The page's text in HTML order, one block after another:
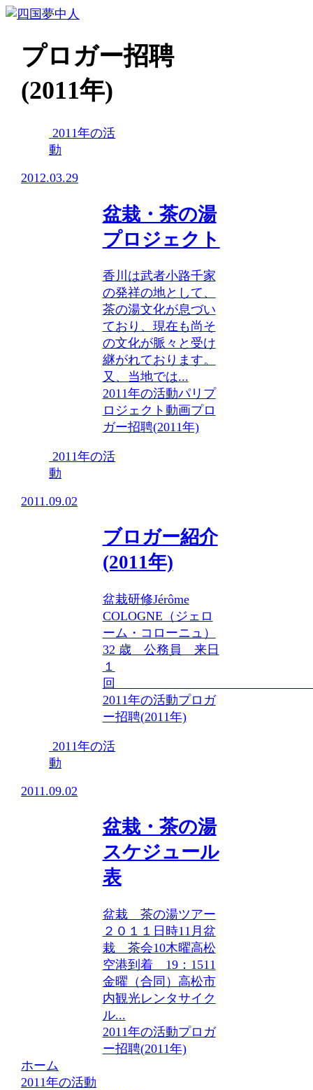
プロガー招聘
(2011年)
2011年の活
動
2012.03.29
盆栽・茶の湯
プロジェクト
香川は武者小路千家
の発祥の地として、
茶の湯文化が息づい
ており、現在も尚そ
の文化が脈々と受け
継がれております。
又、当地では...
2011年の活動パリプ
ロジェクト動画プロ
ガー招聘(2011年)
2011年の活
動
2011.09.02
ブロガー紹介
(2011年)
盆栽研修Jérôme
COLOGNE（ジェロ
ーム・コローニュ）
32 歳 公務員 来日
１
回
2011年の活動プロガ
ー招聘(2011年)
2011年の活
動
2011.09.02
盆栽・茶の湯
スケジュール
表
盆栽 茶の湯ツアー
２０１１日時11月盆
栽 茶会10木曜高松
空港到着 19：1511
金曜（合同）高松市
内観光レンタサイク
ル...
2011年の活動プロガ
ー招聘(2011年)
ホーム
2011年の活動